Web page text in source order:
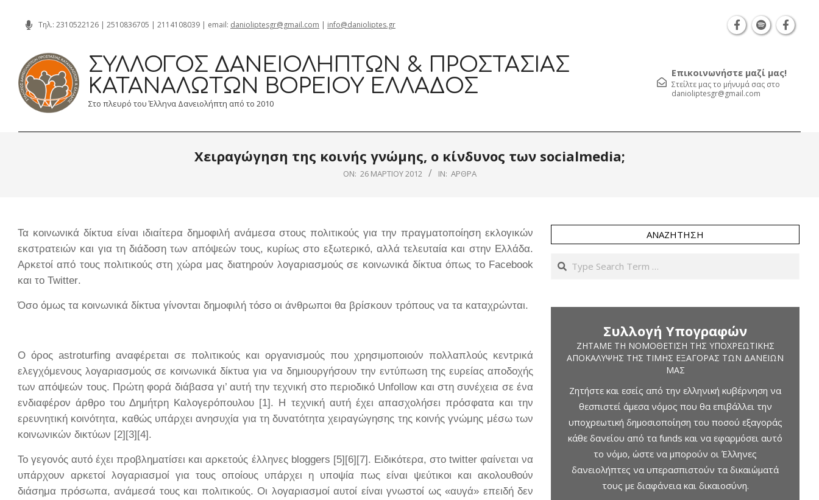
content
Τηλ.: 2310522126 | 2510836705 | 2114108039 | email: danioliptesgr@gmail.com | info@danioliptes.gr
ΣΎΛΛΟΓΟΣ ΔΑΝΕΙΟΛΗΠΤΏΝ & ΠΡΟΣΤΑΣΊΑΣ
ΚΑΤΑΝΑΛΩΤΏΝ ΒΟΡΕΊΟΥ ΕΛΛΆΔΟΣ
Στο πλευρό του Έλληνα Δανειολήπτη από το 2010
Επικοινωνήστε μαζί μας!
Στείλτε μας το μήνυμά σας στο
danioliptesgr@gmail.com
Χειραγώγηση της κοινής γνώμης, ο κίνδυνος των socialmedia;
ON: 26 ΜΑΡΤΊΟΥ 2012 IN: ΆΡΘΡΑ
Τα κοινωνικά δίκτυα είναι ιδιαίτερα δημοφιλή ανάμεσα στους πολιτικούς για την πραγματοποίηση εκλογικών
εκστρατειών και για τη διάδοση των απόψεών τους, κυρίως στο εξωτερικό, αλλά τελευταία και στην Ελλάδα.
Αρκετοί από τους πολιτικούς στη χώρα μας διατηρούν λογαριασμούς σε κοινωνικά δίκτυα όπως το Facebook
και το Twitter.
Όσο όμως τα κοινωνικά δίκτυα γίνονται δημοφιλή τόσο οι άνθρωποι θα βρίσκουν τρόπους να τα καταχρώνται.
Ο όρος astroturfing αναφέρεται σε πολιτικούς και οργανισμούς που χρησιμοποιούν πολλαπλούς κεντρικά
ελεγχόμενους λογαριασμούς σε κοινωνικά δίκτυα για να δημιουργήσουν την εντύπωση της ευρείας αποδοχής
των απόψεών τους. Πρώτη φορά διάβασα γι’ αυτή την τεχνική στο περιοδικό Unfollowκαι στη συνέχεια σε ένα
ενδιαφέρον άρθρο του Δημήτρη Καλογερόπουλου [1]. Η τεχνική αυτή έχει απασχολήσει πρόσφατα και την
ερευνητική κοινότητα, καθώς υπάρχει ανησυχία για τη δυνατότητα χειραγώγησης της κοινής γνώμης μέσω των
κοινωνικών δικτύων [2][3][4].
Το γεγονός αυτό έχει προβληματίσει και αρκετούς έλληνες bloggers [5][6][7]. Ειδικότερα, στο twitterφαίνεται να
υπάρχουν αρκετοί λογαριασμοί για τους οποίους υπάρχει η υποψία πως είναι ψεύτικοι και ακολουθούν
διάσημα πρόσωπα, ανάμεσά τους και πολιτικούς. Οι λογαριασμοί αυτοί είναι γνωστοί ως «αυγά» επειδή δεν
ΑΝΑΖΉΤΗΣΗ
Search
Συλλογή Υπογραφών
ΖΗΤΆΜΕ ΤΗ ΝΟΜΟΘΈΤΙΣΗ ΤΗΣ ΥΠΟΧΡΕΩΤΙΚΉΣ
ΑΠΟΚΆΛΥΨΗΣ ΤΗΣ ΤΙΜΉΣ ΕΞΑΓΟΡΆΣ ΤΩΝ ΔΑΝΕΊΩΝ
ΜΑΣ
Ζητήστε και εσείς από την ελληνική κυβέρνηση να
θεσπιστεί άμεσα νόμος που θα επιβάλλει την
υποχρεωτική δημοσιοποίηση του ποσού εξαγοράς
κάθε δανείου από τα funds και να εφαρμόσει αυτό
το νόμο, ώστε να μπορούν οι Έλληνες
δανειολήπτες να υπερασπιστούν τα δικαιώματά
τους με διαφάνεια και δικαιοσύνη.